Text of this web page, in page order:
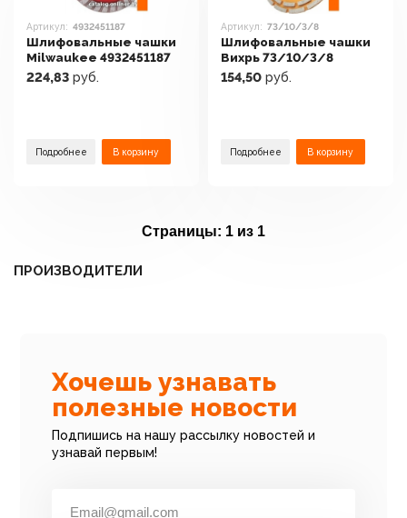
Артикул: 4932451187
Шлифовальные чашки
Milwaukee 4932451187
224,83 руб.
Подробнее В корзину
Артикул: 73/10/3/8
Шлифовальные чашки
Вихрь 73/10/3/8
154,50 руб.
Подробнее В корзину
Страницы: 1 из 1
ПРОИЗВОДИТЕЛИ
Хочешь узнавать
полезные новости
Подпишись на нашу рассылку новостей и
узнавай первым!